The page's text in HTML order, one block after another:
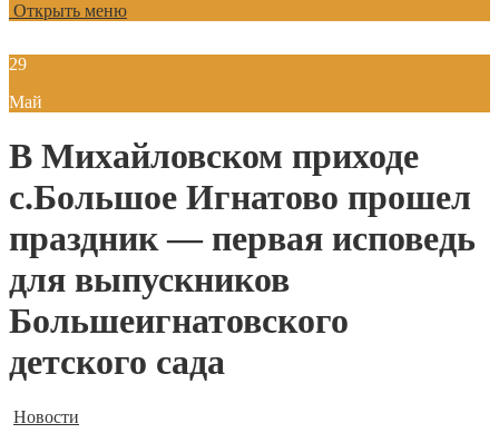
Открыть меню
29
Май
В Михайловском приходе
с.Большое Игнатово прошел
праздник — первая исповедь
для выпускников
Большеигнатовского
детского сада
Новости